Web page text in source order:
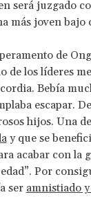
será juzgado
más joven bajo
de
de los líderes
Bebía
escapar.
hijos. Una
y que se
acabar con la
Por
ser amnistiado